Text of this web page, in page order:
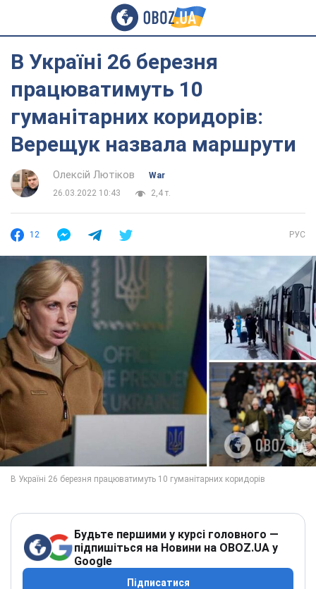
В Україні 26 березня
працюватимуть 10
гуманітарних коридорів:
Верещук назвала маршрути
Олексій Лютіков
War
26.03.2022 10:43
2,4 т.
12 РУС
Будьте першими у курсі головного —
підпишіться на Новини на OBOZ.UA у
Google
Підписатися